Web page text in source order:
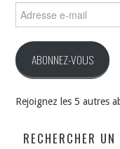
Adresse
e-
ABONNEZ-VOUS
Rejoignez les 5 autres
RECHERCHER